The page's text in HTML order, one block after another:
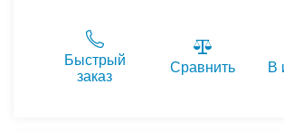
Быстрый
заказ
Сравнить В